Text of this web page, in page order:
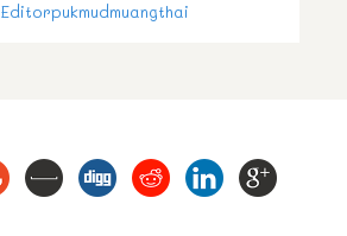
Editorpukmudmuangthai